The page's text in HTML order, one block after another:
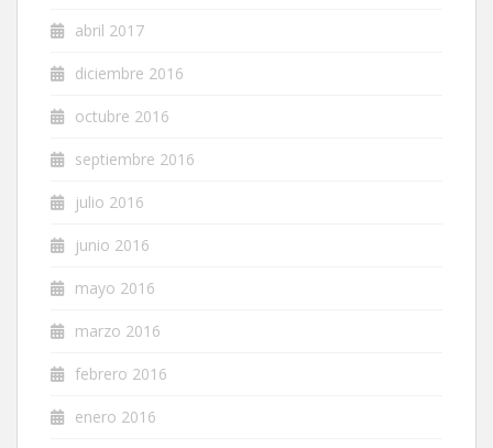
abril 2017
diciembre 2016
octubre 2016
septiembre 2016
julio 2016
junio 2016
mayo 2016
marzo 2016
febrero 2016
enero 2016